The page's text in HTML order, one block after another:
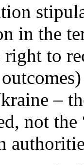
in the
to
–
not the